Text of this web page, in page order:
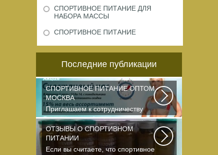
СПОРТИВНОЕ ПИТАНИЕ ДЛЯ
НАБОРА МАССЫ
СПОРТИВНОЕ ПИТАНИЕ
Последние публикации
СПОРТИВНОЕ ПИТАНИЕ ОПТОМ
МОСКВА
Приглашаем к сотрудничеству
организации, занимающихся
продажей спортивного...
ОТЗЫВЫ О СПОРТИВНОМ
ПИТАНИИ
Если вы считаете, что спортивное